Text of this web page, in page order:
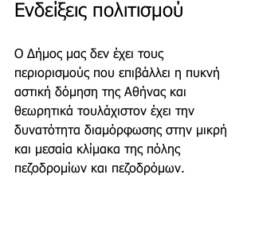
Ενδείξεις πολιτισμού
Ο Δήμος μας δεν έχει τους
περιορισμούς που επιβάλλει η πυκνή
αστική δόμηση της Αθήνας και
θεωρητικά τουλάχιστον έχει την
δυνατότητα διαμόρφωσης στην μικρή
και μεσαία κλίμακα της πόλης
πεζοδρομίων και πεζοδρόμων.